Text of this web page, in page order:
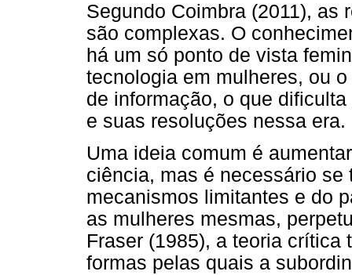
Segundo Coimbra (2011), as
são complexas. O
há um só ponto de vista
tecnologia em mulheres, ou
de informação, o que
e suas resoluções nessa era.
Uma ideia comum é
ciência, mas é necessário
mecanismos limitantes e do
as mulheres mesmas,
Fraser (1985), a teoria crítica
formas pelas quais a